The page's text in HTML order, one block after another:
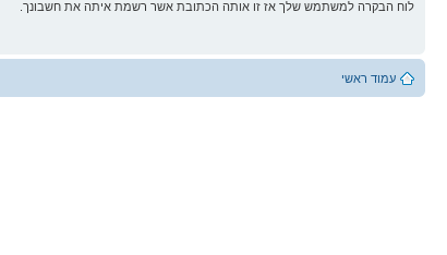
לוח הבקרה למשתמש שלך אז זו אותה הכתובת אשר רשמת איתה את חשבונך.
עמוד ראשי